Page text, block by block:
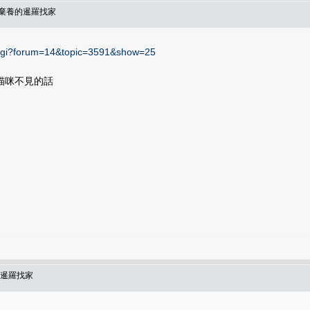
養的暹羅找家
咪不見的話
羅找家